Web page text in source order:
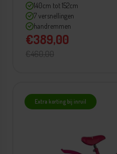
140cm tot 152cm
7 versnellingen
handremmen
€389,00
€460,00
Extra korting bij inruil